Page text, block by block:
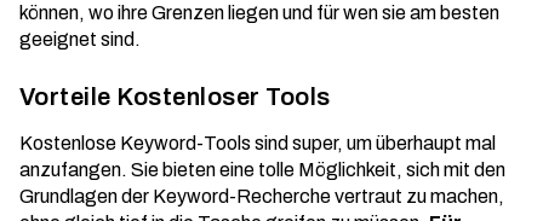
können, wo ihre Grenzen liegen und für wen sie am besten
geeignet sind.
Vorteile Kostenloser Tools
Kostenlose Keyword-Tools sind super, um überhaupt mal
anzufangen. Sie bieten eine tolle Möglichkeit, sich mit den
Grundlagen der Keyword-Recherche vertraut zu machen,